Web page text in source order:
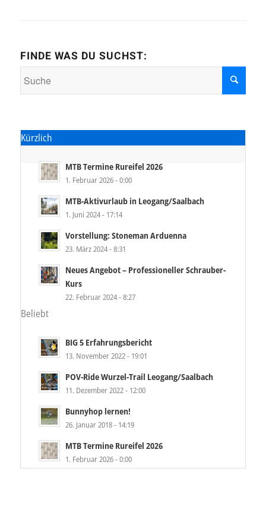
FINDE WAS DU SUCHST:
Kürzlich
MTB Termine Rureifel 2026
1. Februar 2026 - 0:00
MTB-Aktivurlaub in Leogang/Saalbach
1. Juni 2024 - 17:14
Vorstellung: Stoneman Arduenna
23. März 2024 - 8:31
Neues Angebot – Professioneller Schrauber-
Kurs
22. Februar 2024 - 8:27
Beliebt
BIG 5 Erfahrungsbericht
13. November 2022 - 19:01
POV-Ride Wurzel-Trail Leogang/Saalbach
11. Dezember 2022 - 12:00
Bunnyhop lernen!
26. Januar 2018 - 14:19
MTB Termine Rureifel 2026
1. Februar 2026 - 0:00